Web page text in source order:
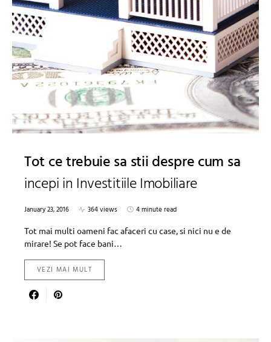
Tot ce trebuie sa stii despre cum sa
incepi in Investitiile Imobiliare
January 23, 2016 364 views
4 minute read
Tot mai multi oameni fac afaceri cu case, si nici nu e de
mirare! Se pot face bani…
VEZI MAI MULT